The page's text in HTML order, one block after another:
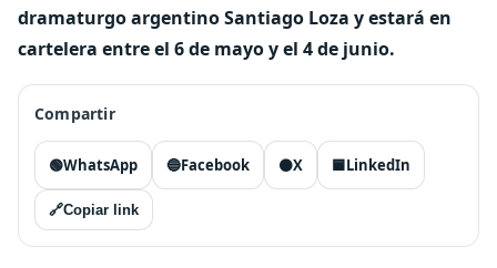
dramaturgo argentino Santiago Loza y estará en
cartelera entre el 6 de mayo y el 4 de junio.
Compartir
🟢WhatsApp 🔵Facebook ⚫X 🟦LinkedIn
🔗Copiar link